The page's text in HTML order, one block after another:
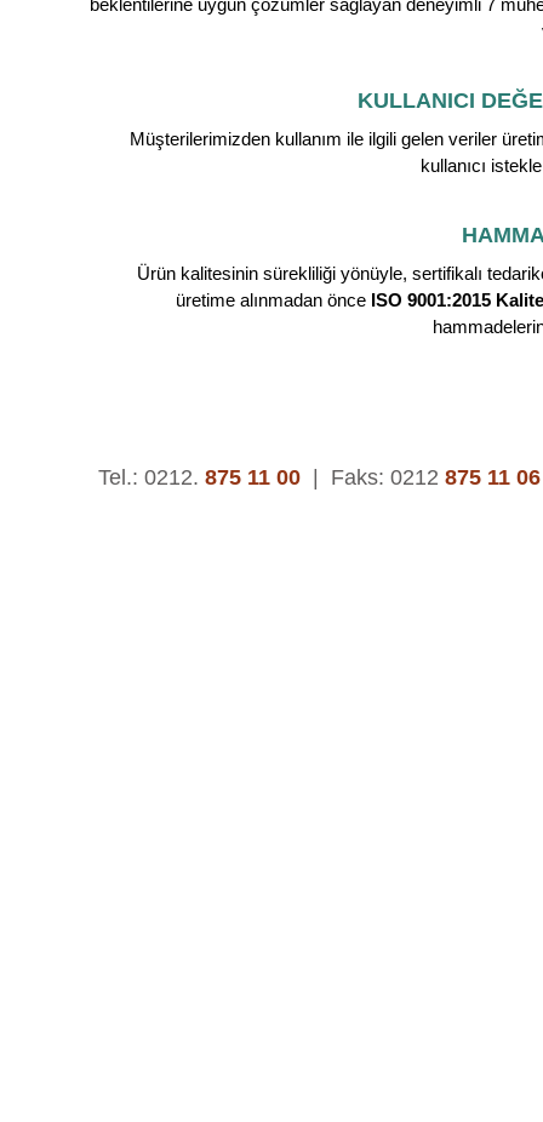
beklentilerine uygun çözümler sağlayan deneyimli 7
KULLANICI
Müşterilerimizden kullanım ile ilgili gelen veriler
kullanıcı
Ürün kalitesinin sürekliliği yönüyle, sertifikalı
üretime alınmadan önce ISO 9001:2015
Tel.: 0212. 875 11 00 Faks: 0212 875 11 06